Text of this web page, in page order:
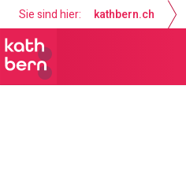
Sie sind hier: kathbern.ch